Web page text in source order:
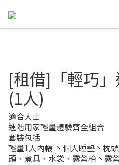
[租借]「輕巧
(1人)
適合人士
進階用家輕量體驗齊全組合
套裝包括
輕量1人內帳 丶個人睡墊丶枕
頭、煮具、水袋、露營枱丶露